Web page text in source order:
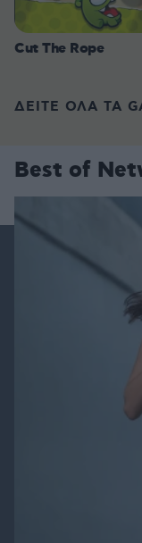
Cut The Rope
ΔΕΙΤΕ ΟΛΑ ΤΑ
Best of